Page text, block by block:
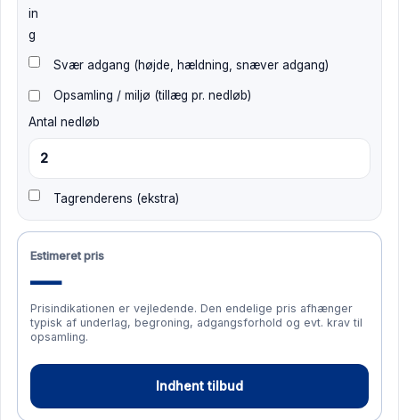
in
g
Svær adgang (højde, hældning, snæver adgang)
Opsamling / miljø (tillæg pr. nedløb)
Antal nedløb
Tagrenderens (ekstra)
Estimeret pris
—
Prisindikationen er vejledende. Den endelige pris afhænger
typisk af underlag, begroning, adgangsforhold og evt. krav til
opsamling.
Indhent tilbud